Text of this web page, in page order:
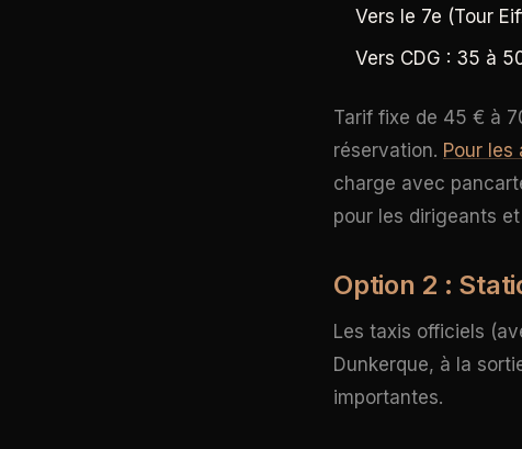
Vers le 7e (Tour
Vers CDG : 35 à
Tarif fixe de 45 € à
réservation. Pour
charge avec
pour les dirigeants
Option 2 :
Les taxis officiels
Dunkerque, à la
importantes.